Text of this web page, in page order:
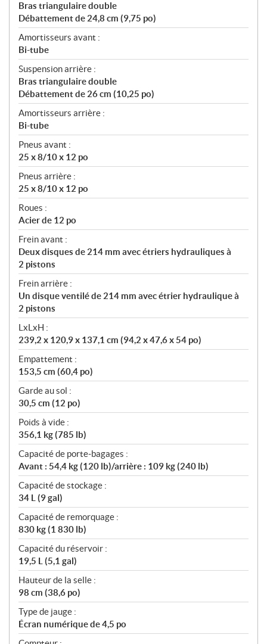
Bras triangulaire double
Débattement de 24,8 cm (9,75 po)
Amortisseurs avant :
Bi-tube
Suspension arrière :
Bras triangulaire double
Débattement de 26 cm (10,25 po)
Amortisseurs arrière :
Bi-tube
Pneus avant :
25 x 8/10 x 12 po
Pneus arrière :
25 x 8/10 x 12 po
Roues :
Acier de 12 po
Frein avant :
Deux disques de 214 mm avec étriers hydrauliques à
2 pistons
Frein arrière :
Un disque ventilé de 214 mm avec étrier hydraulique à
2 pistons
LxLxH :
239,2 x 120,9 x 137,1 cm (94,2 x 47,6 x 54 po)
Empattement :
153,5 cm (60,4 po)
Garde au sol :
30,5 cm (12 po)
Poids à vide :
356,1 kg (785 lb)
Capacité de porte-bagages :
Avant : 54,4 kg (120 lb)/arrière : 109 kg (240 lb)
Capacité de stockage :
34 L (9 gal)
Capacité de remorquage :
830 kg (1 830 lb)
Capacité du réservoir :
19,5 L (5,1 gal)
Hauteur de la selle :
98 cm (38,6 po)
Type de jauge :
Écran numérique de 4,5 po